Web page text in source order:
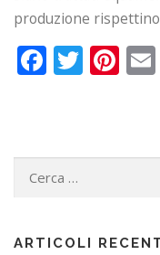
produzione
Ricerca
ARTICOLI